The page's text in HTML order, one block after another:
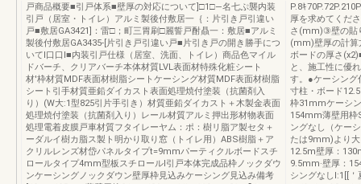
戸商品概要■引戸体系■壁厚の対応について]□1□―名七ぷ襲内装
引戸（居室・トイレ）アルミ製後付敷居一｛：片引き戸引違い
戸■敷居GA3421]：雷□；町三胃刷□麗誓戸酎贔一：敷居■アルミ
製後付敷居GA3435-[片引き戸引違い戸■片引き戸の開き勝手につ
いてI口口I■内装引戸仕様（居室、洗面、トイレ）商品色マイル
ドバーチ、クリアバーチ本体材質LVL表面材特殊化粧シート
材'枠材質MDF表面材樹脂シートケーシング材質MDF表面材樹脂
シート引手材質亜鉛ダイカスト表面処理焼付塗装（抗菌剤入
り）(W大:1型825引片手引き）材質亜鉛ダイカスト＋木製金表面
処理焼付塗装（抗菌剤入り）レール材質アルミ押出形材物表面
処理電着皮膜戸車材質フタイレーヤム：ポ：樹リ脂ア製セタ＋
ーダルイ樹カ脂ス製ト明かり取り窓（トイレ用）ABS樹脂＋ア
クリルレンズ材岱パネルタイプt=9mmパーティクルボードスチ
ロールタイプ4mm型板スチロールI引戸本体完成品枠ノックダウ
ンケーシングノックダウン壁厚枠見込みケーシング見込み備考
P.8ｷ
厚を求めてくだ
さ(mm)③壁の貼
(mm)壁厚の計
ボードの厚さ
と、施工性に優
す。●ケーシング
寸柱・ボード
枠31mmケーシ
154mm薄壁用枠
ングなし（ケー
たは9mm)より
12.5m壁厚：
9.5mm·壁厚：
シングなしl:1[[＇